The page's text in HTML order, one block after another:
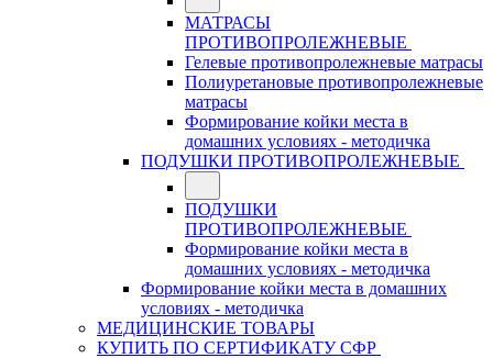
МАТРАСЫ
ПРОТИВОПРОЛЕЖНЕВЫЕ
Гелевые противопролежневые матрасы
Полиуретановые противопролежневые
матрасы
Формирование койки места в
домашних условиях - методичка
ПОДУШКИ ПРОТИВОПРОЛЕЖНЕВЫЕ
ПОДУШКИ
ПРОТИВОПРОЛЕЖНЕВЫЕ
Формирование койки места в
домашних условиях - методичка
Формирование койки места в домашних
условиях - методичка
МЕДИЦИНСКИЕ ТОВАРЫ
КУПИТЬ ПО СЕРТИФИКАТУ СФР